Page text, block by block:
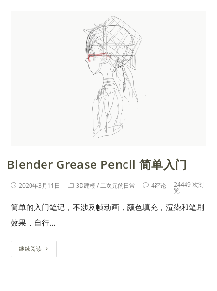
Blender Grease Pencil 简单入门
2020年3月11日 3D建模/二次元的日常 4评论 24449 次浏
览
简单的入门笔记，不涉及帧动画，颜色填充，渲染和笔刷
效果，自行…
继续阅读